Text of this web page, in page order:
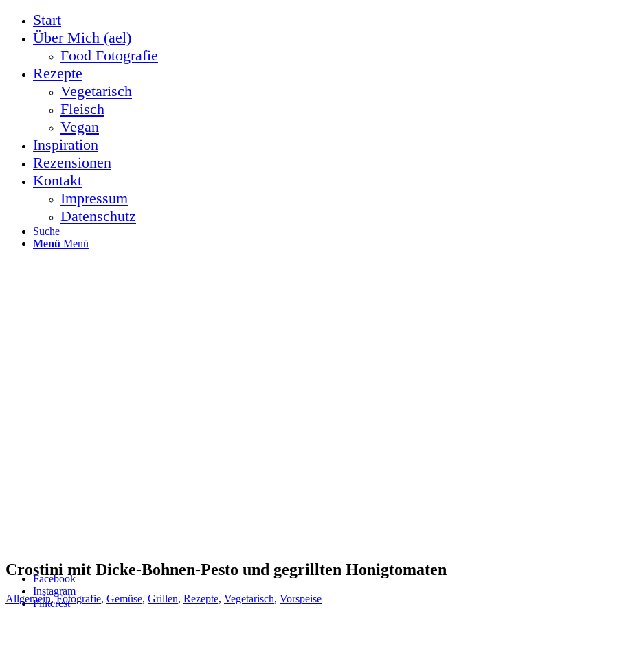
Start
Über Mich (ael)
Food Fotografie
Rezepte
Vegetarisch
Fleisch
Vegan
Inspiration
Rezensionen
Kontakt
Impressum
Datenschutz
Suche
Menü Menü
Facebook
Instagram
Pinterest
Crostini mit Dicke-Bohnen-Pesto und gegrillten Honigtomaten
Allgemein,Fotografie, Gemüse, Grillen, Rezepte, Vegetarisch, Vorspeise